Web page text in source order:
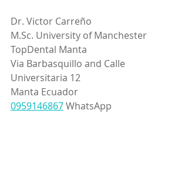
Dr. Victor Carreño
M.Sc. University of Manchester
TopDental Manta
Via Barbasquillo and Calle
Universitaria 12
Manta Ecuador
0959146867 WhatsApp